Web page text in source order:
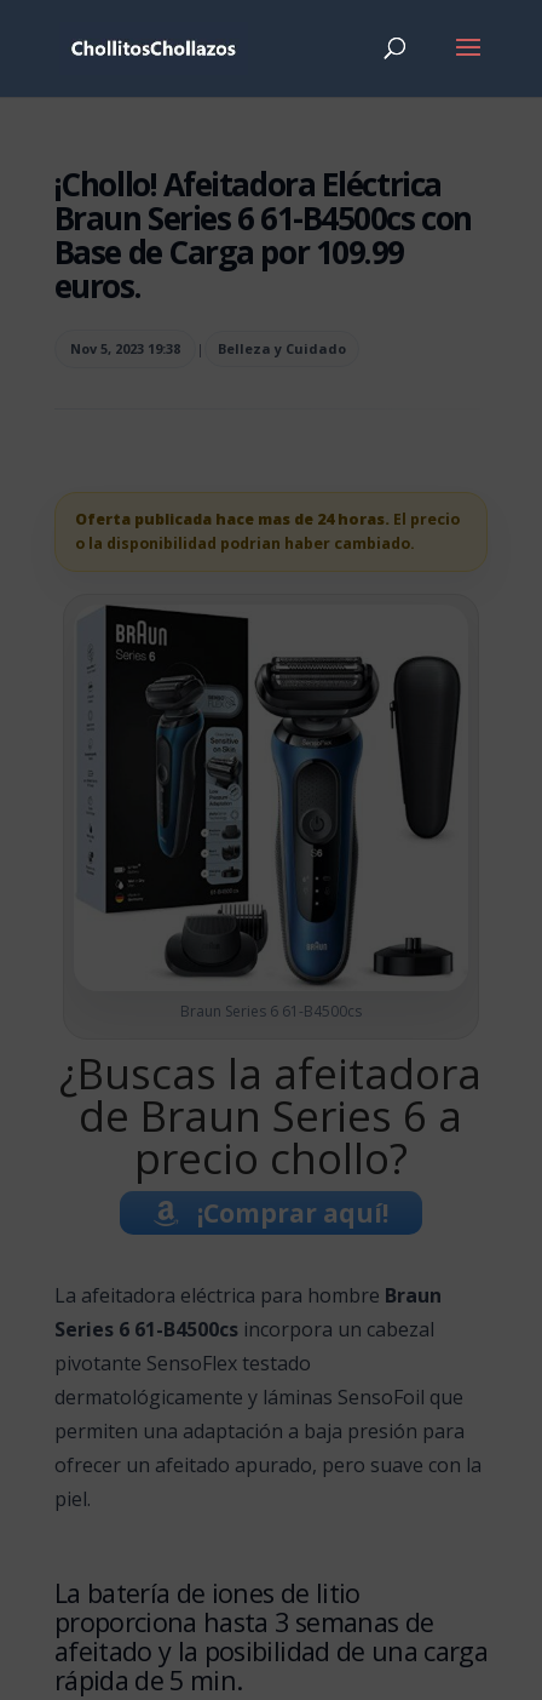
¡Chollo! Afeitadora Eléctrica
Braun Series 6 61-B4500cs con
Base de Carga por 109.99
euros.
Nov 5, 2023 19:38 | Belleza y Cuidado
Oferta publicada hace mas de 24 horas. El precio
o la disponibilidad podrian haber cambiado.
Braun Series 6 61-B4500cs
¿Buscas la afeitadora
de Braun Series 6 a
precio chollo?
¡Comprar aquí!
La afeitadora eléctrica para hombre Braun
Series 6 61-B4500csincorpora un cabezal
pivotante SensoFlex testado
dermatológicamente y láminas SensoFoil que
permiten una adaptación a baja presión para
ofrecer un afeitado apurado, pero suave con la
piel.
La batería de iones de litio
proporciona hasta 3 semanas de
afeitado y la posibilidad de una carga
rápida de 5 min.